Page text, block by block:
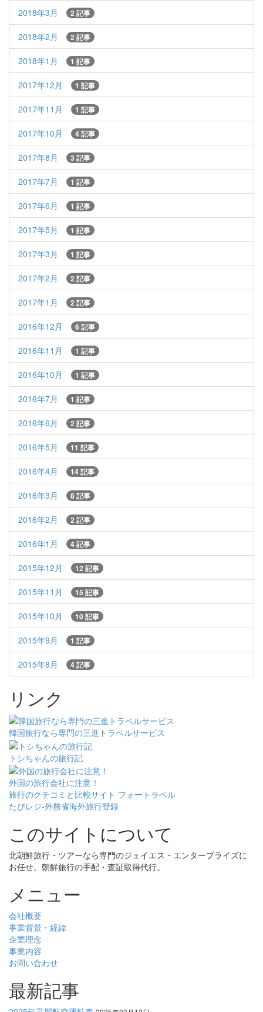
2018年3月 2 記事
2018年2月 2 記事
2018年1月 1 記事
2017年12月 1 記事
2017年11月 1 記事
2017年10月 4 記事
2017年8月 3 記事
2017年7月 1 記事
2017年6月 1 記事
2017年5月 1 記事
2017年3月 1 記事
2017年2月 2 記事
2017年1月 2 記事
2016年12月 6 記事
2016年11月 1 記事
2016年10月 1 記事
2016年7月 1 記事
2016年6月 2 記事
2016年5月 11 記事
2016年4月 14 記事
2016年3月 8 記事
2016年2月 2 記事
2016年1月 4 記事
2015年12月 12 記事
2015年11月 15 記事
2015年10月 10 記事
2015年9月 1 記事
2015年8月 4 記事
リンク
韓国旅行なら専門の三進トラベルサービス
トシちゃんの旅行記
外国の旅行会社に注意！
旅行のクチコミと比較サイト フォートラベル
たびレジ-外務省海外旅行登録
このサイトについて
北朝鮮旅行・ツアーなら専門のジェイエス・エンタープライズに
お任せ。朝鮮旅行の手配・査証取得代行。
メニュー
会社概要
事業背景・経緯
企業理念
事業内容
お問い合わせ
最新記事